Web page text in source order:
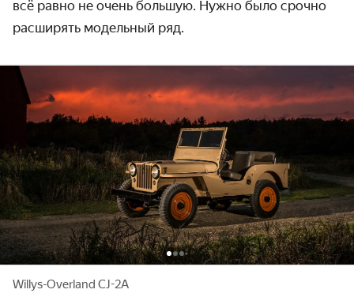
всё равно не очень большую. Нужно было срочно
расширять модельный ряд.
Willys-Overland CJ-2A